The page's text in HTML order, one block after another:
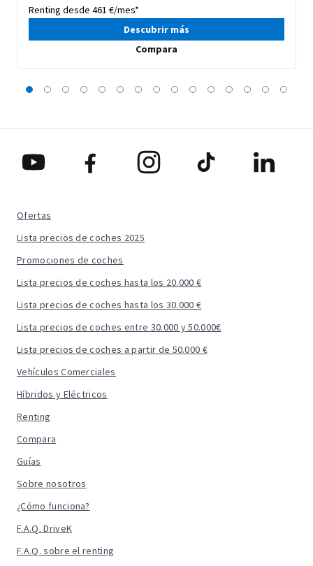
Renting desde 461 €/mes*
Descubrir más
Compara
Ofertas
Lista precios de coches 2025
Promociones de coches
Lista precios de coches hasta los 20.000 €
Lista precios de coches hasta los 30.000 €
Lista precios de coches entre 30.000 y 50.000€
Lista precios de coches a partir de 50.000 €
Vehículos Comerciales
Híbridos y Eléctricos
Renting
Compara
Guías
Sobre nosotros
¿Cómo funciona?
F.A.Q. DriveK
F.A.Q. sobre el renting